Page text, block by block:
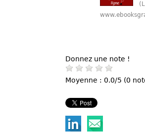
Donnez une note !
Moyenne : 0.0/5 (0